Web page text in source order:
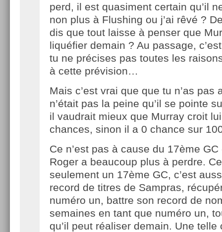
perd, il est quasiment certain qu’il
non plus à Flushing ou j’ai rêvé ?
dis que tout laisse à penser que
liquéfier demain ? Au passage,
tu ne précises pas toutes les
à cette prévision…
Mais c’est vrai que que tu n’as pas
n’était pas la peine qu’il se pointe
il vaudrait mieux que Murray croit
chances, sinon il a 0 chance sur
Ce n’est pas à cause du 17ème
Roger a beaucoup plus à perdre.
seulement un 17ème GC, c’est
record de titres de Sampras,
numéro un, battre son record de
semaines en tant que numéro un,
qu’il peut réaliser demain. Une telle